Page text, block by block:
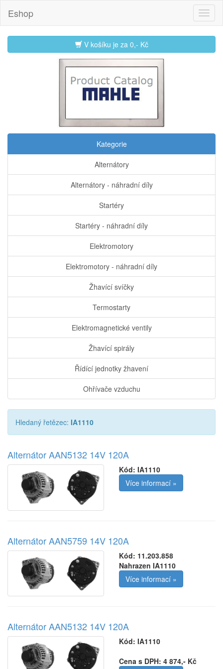
Eshop
V košíku je za 0,- Kč
Kategorie
Alternátory
Alternátory - náhradní díly
Startéry
Startéry - náhradní díly
Elektromotory
Elektromotory - náhradní díly
Žhavící svíčky
Termostarty
Elektromagnetické ventily
Žhavící spirály
Řídící jednotky žhavení
Ohřívače vzduchu
Hledaný řetězec: IA1110
Alternátor AAN5132 14V 120A
Kód: IA1110
Více informací »
Alternátor AAN5759 14V 120A
Kód: 11.203.858
Nahrazen IA1110
Více informací »
Alternátor AAN5132 14V 120A
Kód: IA1110
Cena s DPH: 4 874,- Kč